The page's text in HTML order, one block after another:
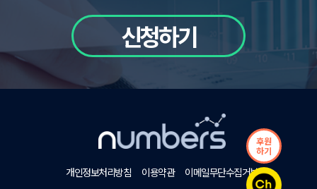
후원
하기
신청하기
개인정보처리방침 이용약관 이메일무단수집거부